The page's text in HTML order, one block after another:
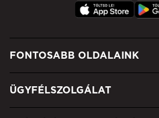
FONTOSABB OLDALAINK
ÜGYFÉLSZOLGÁLAT